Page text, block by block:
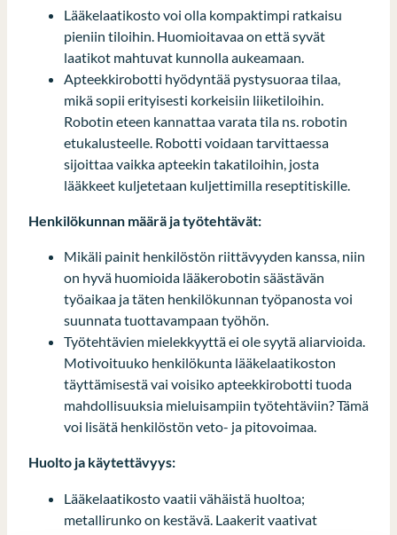
Lääkelaatikosto voi olla kompaktimpi ratkaisu
pieniin tiloihin. Huomioitavaa on että syvät
laatikot mahtuvat kunnolla aukeamaan.
Apteekkirobotti hyödyntää pystysuoraa tilaa,
mikä sopii erityisesti korkeisiin liiketiloihin.
Robotin eteen kannattaa varata tila ns. robotin
etukalusteelle. Robotti voidaan tarvittaessa
sijoittaa vaikka apteekin takatiloihin, josta
lääkkeet kuljetetaan kuljettimilla reseptitiskille.
Henkilökunnan määrä ja työtehtävät:
Mikäli painit henkilöstön riittävyyden kanssa, niin
on hyvä huomioida lääkerobotin säästävän
työaikaa ja täten henkilökunnan työpanosta voi
suunnata tuottavampaan työhön.
Työtehtävien mielekkyyttä ei ole syytä aliarvioida.
Motivoituuko henkilökunta lääkelaatikoston
täyttämisestä vai voisiko apteekkirobotti tuoda
mahdollisuuksia mieluisampiin työtehtäviin? Tämä
voi lisätä henkilöstön veto- ja pitovoimaa.
Huolto ja käytettävyys:
Lääkelaatikosto vaatii vähäistä huoltoa;
metallirunko on kestävä. Laakerit vaativat